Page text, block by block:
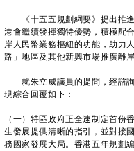
《十五五規劃綱要》提出推進
港會繼續發揮獨特優勢，積極配
岸人民幣業務樞紐的功能，助力
路」地區及其他新興市場推廣離
就朱立威議員的提問，經諮詢
現綜合回覆如下：
（一）特區政府正全速制定首份
生發展提供清晰的指引，並對接
務國家發展大局。香港五年規劃